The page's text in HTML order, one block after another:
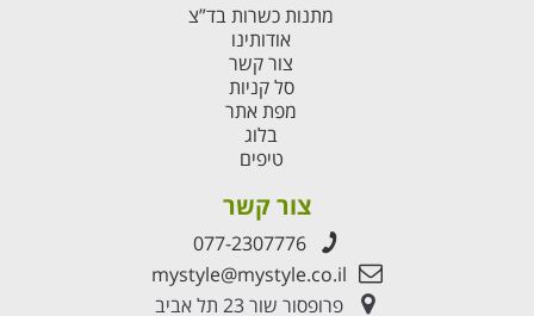
מתנות כשרות בד”צ
אודותינו
צור קשר
סל קניות
מפת אתר
בלוג
טיפים
צור קשר
077-2307776
mystyle@mystyle.co.il
פרופסור שור 23 תל אביב